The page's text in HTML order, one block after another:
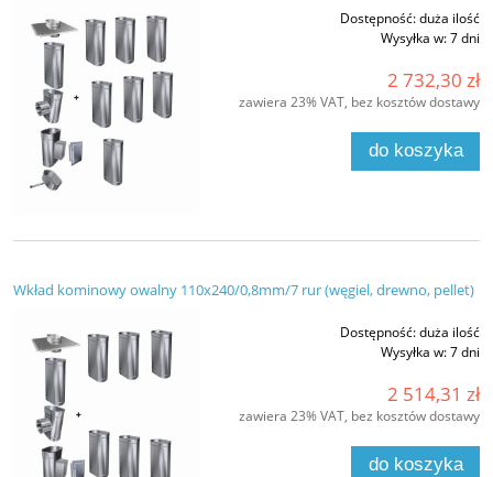
Dostępność:duża ilość
Wysyłka w:7 dni
2 732,30 zł
zawiera 23% VAT, bez kosztów dostawy
do koszyka
Wkład kominowy owalny 110x240/0,8mm/7 rur (węgiel, drewno, pellet)
Dostępność:duża ilość
Wysyłka w:7 dni
2 514,31 zł
zawiera 23% VAT, bez kosztów dostawy
do koszyka